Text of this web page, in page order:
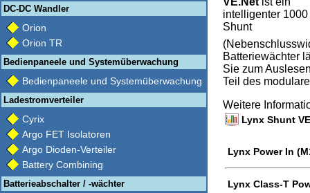
DC-DC Wandler
Orion
Orion TR
Bedienpaneele und Systemüberwachung
Bedienpaneele und Systemüberwachung
Ladestromverteiler
Cyrix
Argo FET Isolatoren
Argo Dioden-Verteiler
Battery Combining
Batterieabschalter / -wächter
intelligenter 1000
Shunt
Batteriewächter
Sie zum
Teil des
Weitere
Lynx Shunt
Lynx Power In
Lynx Class-T